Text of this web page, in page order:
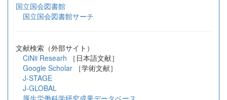
国立国会図書館
国立国会図書館サーチ
文献検索（外部サイト）
CiNii Researh ［日本語文献］
Google Scholar
［学術文献］
J-STAGE
J-GLOBAL
厚生労働科学研究成果データベース